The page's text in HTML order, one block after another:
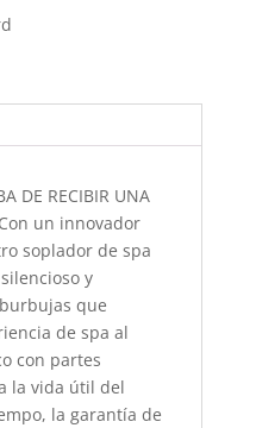
DE RECIBIR UNA
Con un innovador
soplador de spa
y
que
de spa al
con partes
la vida útil del
la garantía de